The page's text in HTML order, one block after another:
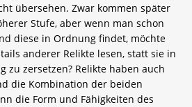
übersehen. Zwar kommen später
Stufe, aber wenn man schon
diese in Ordnung findet, möchte
anderer Relikte lesen, statt sie in
zu zersetzen? Relikte haben auch
die Kombination der beiden
die Form und Fähigkeiten des